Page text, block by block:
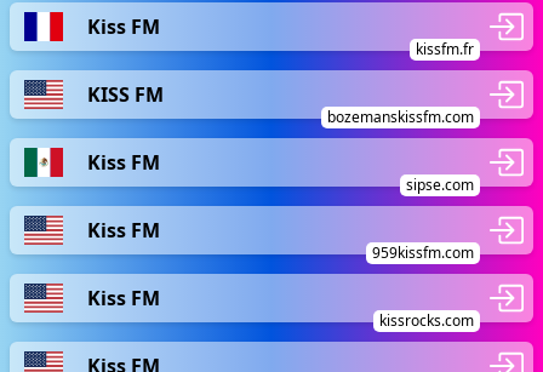
Kiss FM
kissfm.fr
KISS FM
bozemanskissfm.com
Kiss FM
sipse.com
Kiss FM
959kissfm.com
Kiss FM
kissrocks.com
Kiss FM